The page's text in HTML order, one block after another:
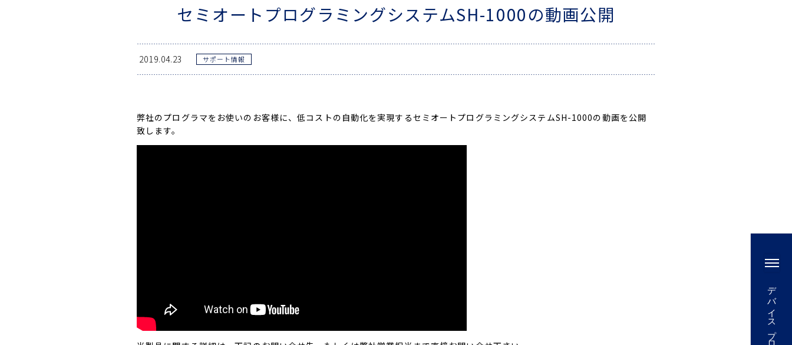
セミオートプログラミングシステムSH-1000の動画公開
2019.04.23 サポート情報
弊社のプログラマをお使いのお客様に、低コストの自動化を実現するセミオートプログラミングシステムSH-1000の動画を公開
致します。